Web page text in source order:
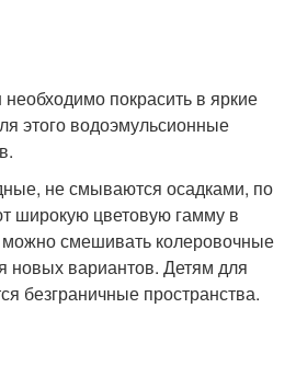
покрасить в яркие
этого водоэмульсионные
не смываются осадками, по
широкую цветовую гамму в
смешивать колеровочные
новых вариантов. Детям для
безграничные пространства.